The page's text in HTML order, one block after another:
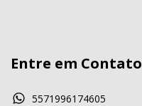
Entre em Contato
5571996174605